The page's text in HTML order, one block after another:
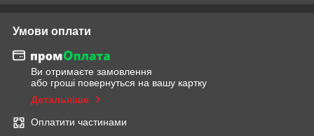
Умови оплати
Ви отримаєте замовлення
або гроші повернуться на вашу картку
Детальніше
Оплатити частинами